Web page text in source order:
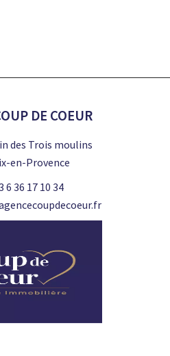
DE COEUR
des Trois moulins
en-Provence
6 36 17 10 34